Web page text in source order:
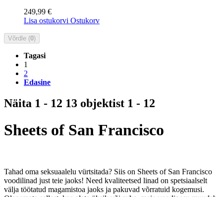
249,99 €
Lisa ostukorvi Ostukorv
Võrdle (0)
Tagasi
1
2
Edasine
Näita 1 - 12 13 objektist 1 - 12
Sheets of San Francisco
Tahad oma seksuaalelu vürtsitada? Siis on Sheets of San Francisco
voodilinad just teie jaoks! Need kvaliteetsed linad on spetsiaalselt
välja töötatud magamistoa jaoks ja pakuvad võrratuid kogemusi.